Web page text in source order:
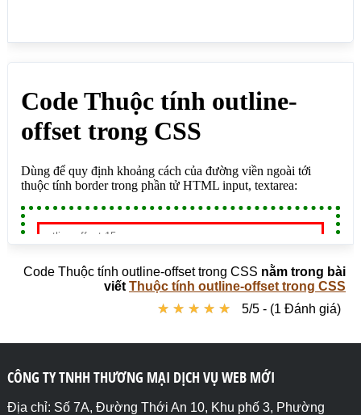
<textarea style="outline-offset:5px;"
placeholder="outline-offset:5px;">&lt;/textarea>
<!--outline-offset:1px;-->
placeholder="outline-offset:1px;">
<textarea style="outline-offset:1px;"
placeholder="outline-offset:1px;">&lt;/textarea>
<input type="text" placeholder="">
Code Thuộc tính outline-offset trong CSS nằm trong bài
viết Thuộc tính outline-offset trong CSS
★ ★ ★ ★ ★
★ ★ ★ ★ ★ 5/5 - (1 Đánh giá)
CÔNG TY TNHH THƯƠNG MẠI DỊCH VỤ WEB MỚI
Địa chỉ: Số 7A, Đường Thới An 10, Khu phố 3, Phường